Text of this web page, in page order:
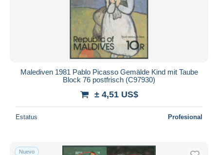
Malediven 1981 Pablo Picasso Gemälde Kind mit Taube
Block 76 postfrisch (C97930)
± 4,51 US$
Estatus Profesional
Nuevo